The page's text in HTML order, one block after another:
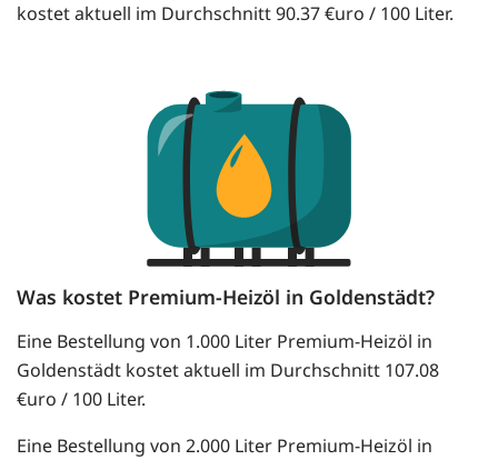
kostet aktuell im Durchschnitt 90.37 €uro / 100 Liter.
Was kostet Premium-Heizöl in Goldenstädt?
Eine Bestellung von 1.000 Liter Premium-Heizöl in
Goldenstädt kostet aktuell im Durchschnitt 107.08
€uro / 100 Liter.
Eine Bestellung von 2.000 Liter Premium-Heizöl in